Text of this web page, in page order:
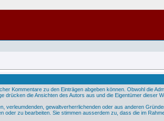
Kommentare zu den Einträgen abgeben können. Obwohl die
drücken die Ansichten des Autors aus und die Eigentümer dieser
verleumdenden, gewaltverherrlichenden oder aus anderen
oder zu bearbeiten. Sie stimmen ausserdem zu, dass die im